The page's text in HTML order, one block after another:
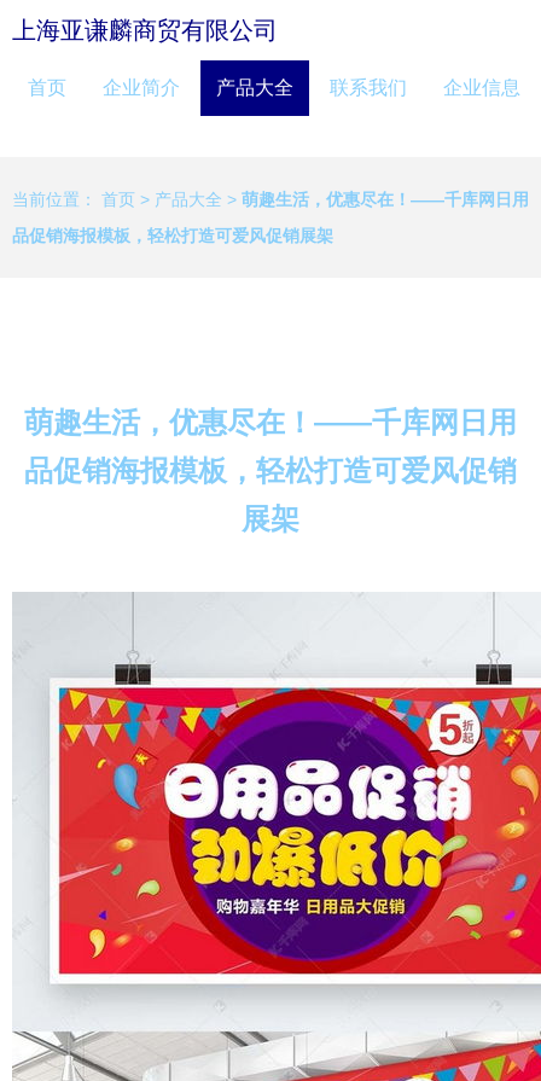
上海亚谦麟商贸有限公司
首页 企业简介 产品大全 联系我们 企业信息
当前位置： 首页 > 产品大全 > 萌趣生活，优惠尽在！——千库网日用
品促销海报模板，轻松打造可爱风促销展架
萌趣生活，优惠尽在！——千库网日用
品促销海报模板，轻松打造可爱风促销
展架